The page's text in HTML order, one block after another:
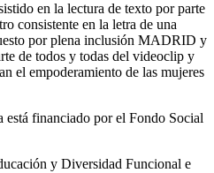
en la lectura de texto por parte
consistente en la letra de una
por plena inclusión MADRID y
de todos y todas del videoclip y
el empoderamiento de las mujeres
financiado por el Fondo Social
y Diversidad Funcional e